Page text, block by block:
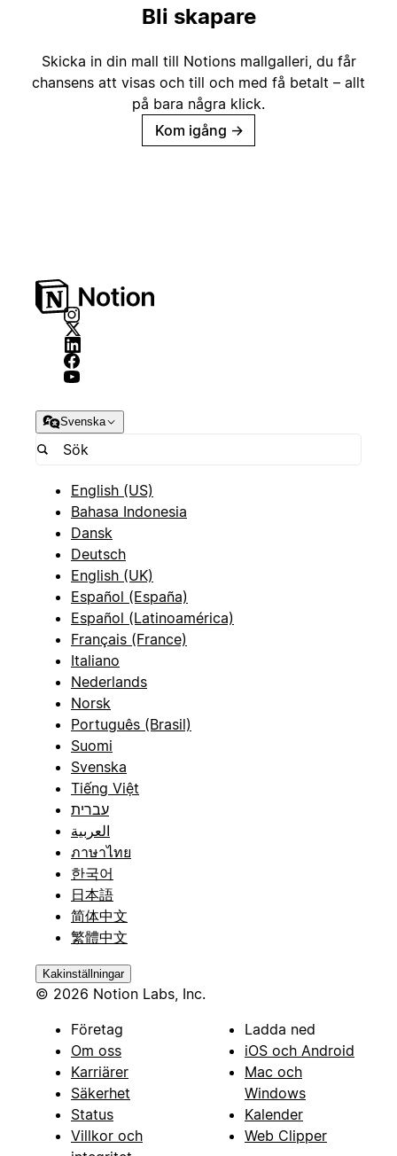
Bli skapare
Skicka in din mall till Notions mallgalleri, du får
chansens att visas och till och med få betalt – allt
på bara några klick.
Kom igång →
Svenska
English (US)
Bahasa Indonesia
Dansk
Deutsch
English (UK)
Español (España)
Español (Latinoamérica)
Français (France)
Italiano
Nederlands
Norsk
Português (Brasil)
Suomi
Svenska
Tiếng Việt
עברית
العربية
ภาษาไทย
한국어
日本語
简体中文
繁體中文
Kakinställningar
© 2026 Notion Labs, Inc.
Företag
Om oss
Karriärer
Säkerhet
Status
Villkor och
Ladda ned
iOS och Android
Mac och
Windows
Kalender
Web Clipper